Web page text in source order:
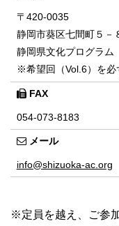
〒420-0035
静岡市葵区七間町５
静岡県文化プログラ
※希望回（Vol.6）を必
FAX
054-073-8183
メール
info@shizuoka-ac.org
※定員を越え、ご参